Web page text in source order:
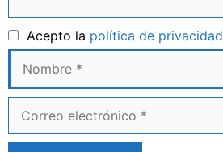
Acepto la política de privacidad